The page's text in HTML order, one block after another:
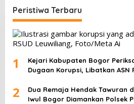
Peristiwa Terbaru
1
Kejari Kabupaten Bogor
Dugaan Korupsi, Libatkan ASN
2
Dua Remaja Hendak Tawuran
Iwul Bogor Diamankan Polsek